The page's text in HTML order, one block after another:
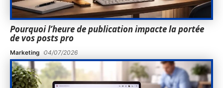
Pourquoi l’heure de publication impacte la portée
de vos posts pro
Marketing 04/07/2026